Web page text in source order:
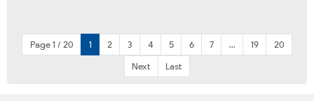
Page 1 / 20 1 2 3 4 5 6 7 ... 19
20
Next
Last